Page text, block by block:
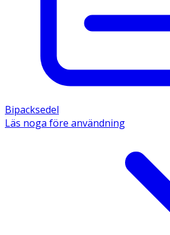
Bipacksedel
Läs noga före användning